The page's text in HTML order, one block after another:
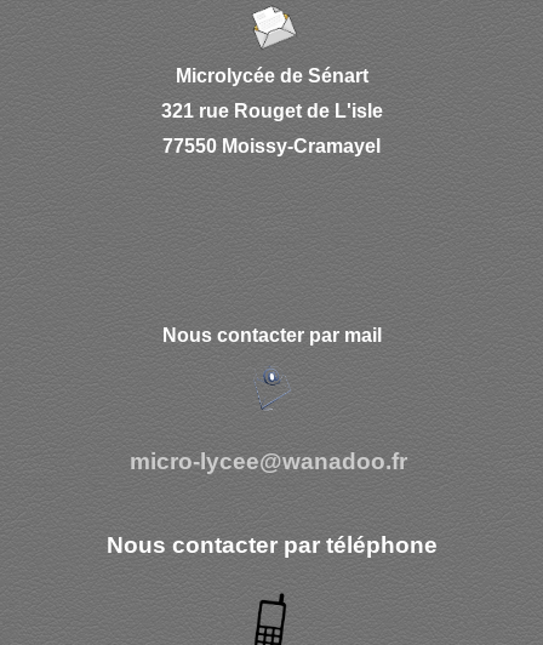
Microlycée de Sénart
321 rue Rouget de L'isle
77550 Moissy-Cramayel
Nous contacter par mail
micro-lycee@wanadoo.fr
Nous contacter par téléphone